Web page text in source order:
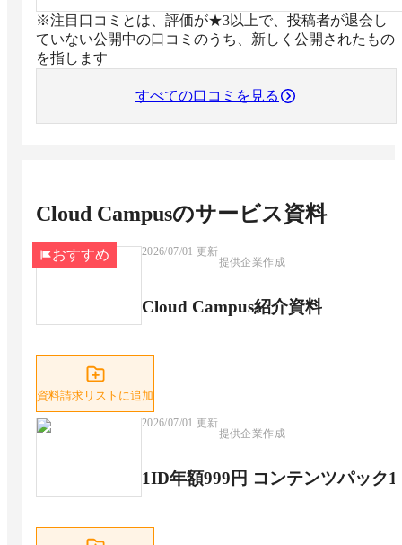
※注目口コミとは、評価が★3以上で、投稿者が退会し
ていない公開中の口コミのうち、新しく公開されたもの
を指します
すべての口コミを見る
Cloud Campusのサービス資料
おすすめ 2026/07/01 更新
提供企業作成
Cloud Campus紹介資料
資料請求リストに追加
2026/07/01 更新
提供企業作成
1ID年額999円 コンテンツパック